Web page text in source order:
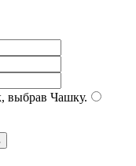
выбрав Чашку.